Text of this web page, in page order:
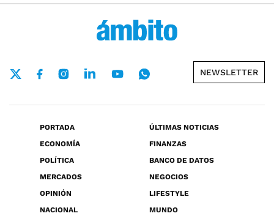
NEWSLETTER
PORTADA
ÚLTIMAS NOTICIAS
ECONOMÍA
FINANZAS
POLÍTICA
BANCO DE DATOS
MERCADOS
NEGOCIOS
OPINIÓN
LIFESTYLE
NACIONAL
MUNDO